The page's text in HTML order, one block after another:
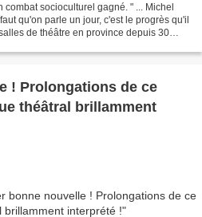
socioculturel gagné. " ... Michel
qu'on parle un jour, c'est le progrès qu'il
de théâtre en province depuis 30
! Prolongations de ce
théâtral brillamment